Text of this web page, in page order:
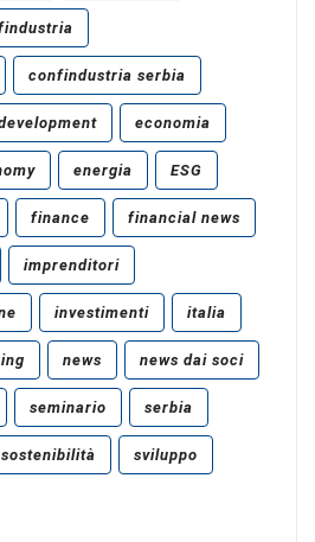
confindustria serbia
economia
energia ESG
finance financial news
imprenditori
investimenti italia
news news dai soci
seminario serbia
sostenibilità sviluppo